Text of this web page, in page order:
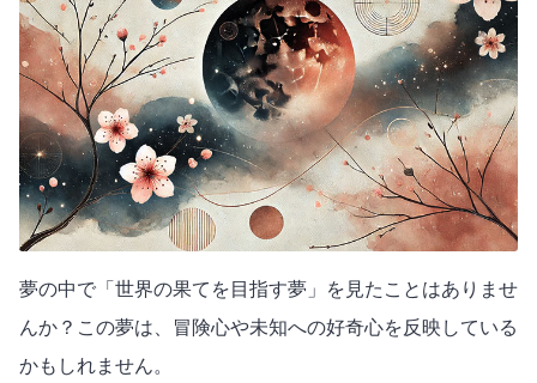
夢の中で「世界の果てを目指す夢」を見たことはありませ
んか？この夢は、冒険心や未知への好奇心を反映している
かもしれません。